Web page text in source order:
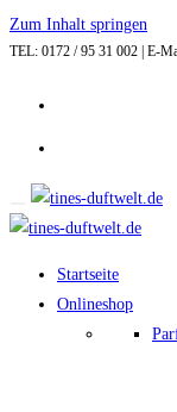
Zum Inhalt springen
TEL: 0172 / 95 31 002 | E-
Startseite
Onlineshop